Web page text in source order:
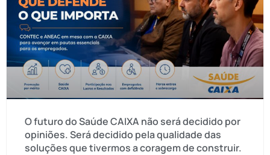
O futuro do Saúde CAIXA não será decidido por
opiniões. Será decidido pela qualidade das
soluções que tivermos a coragem de construir.